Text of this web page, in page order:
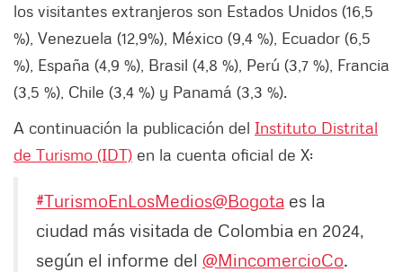
los visitantes extranjeros son Estados Unidos (16,5
%), Venezuela (12,9%), México (9,4 %), Ecuador (6,5
%), España (4,9 %), Brasil (4,8 %), Perú (3,7 %), Francia
(3,5 %), Chile (3,4 %) y Panamá (3,3 %).
A continuación la publicación del Instituto Distrital
de Turismo (IDT) en la cuenta oficial de X:
#TurismoEnLosMedios@Bogota es la
ciudad más visitada de Colombia en 2024,
según el informe del @MincomercioCo.